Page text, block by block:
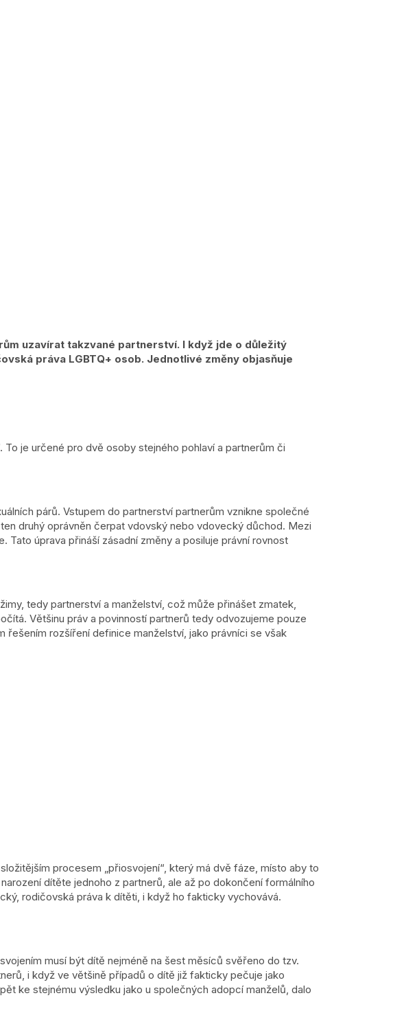
uzavírat takzvané partnerství. I když jde o důležitý
práva LGBTQ+ osob. Jednotlivé změny objasňuje
je určené pro dvě osoby stejného pohlaví a partnerům či
párů. Vstupem do partnerství partnerům vznikne společné
druhý oprávněn čerpat vdovský nebo vdovecký důchod. Mezi
úprava přináší zásadní změny a posiluje právní rovnost
tedy partnerství a manželství, což může přinášet zmatek,
Většinu práv a povinností partnerů tedy odvozujeme pouze
řešením rozšíření definice manželství, jako právníci se však
procesem „přiosvojení“, který má dvě fáze, místo aby to
dítěte jednoho z partnerů, ale až po dokončení formálního
rodičovská práva k dítěti, i když ho fakticky vychovává.
musí být dítě nejméně na šest měsíců svěřeno do tzv.
i když ve většině případů o dítě již fakticky pečuje jako
ke stejnému výsledku jako u společných adopcí manželů, dalo